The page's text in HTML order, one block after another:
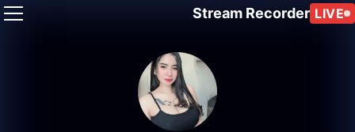
LIVE
Stream Recorder